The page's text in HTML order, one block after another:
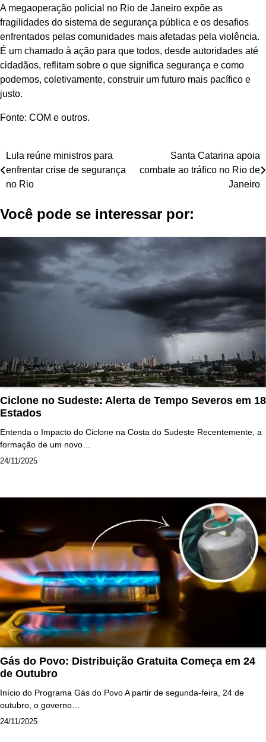
A megaoperação policial no Rio de Janeiro expõe as
fragilidades do sistema de segurança pública e os desafios
enfrentados pelas comunidades mais afetadas pela violência.
É um chamado à ação para que todos, desde autoridades até
cidadãos, reflitam sobre o que significa segurança e como
podemos, coletivamente, construir um futuro mais pacífico e
justo.
Fonte: COM e outros.
Navegação
de
Lula reúne ministros para
enfrentar crise de segurança
no Rio
Santa Catarina apoia
combate ao tráfico no Rio de
Janeiro
Você pode se interessar por:
Ciclone no Sudeste: Alerta de Tempo Severos em 18
Estados
Entenda o Impacto do Ciclone na Costa do Sudeste Recentemente, a
formação de um novo…
24/11/2025
Gás do Povo: Distribuição Gratuita Começa em 24
de Outubro
Início do Programa Gás do Povo A partir de segunda-feira, 24 de
outubro, o governo…
24/11/2025